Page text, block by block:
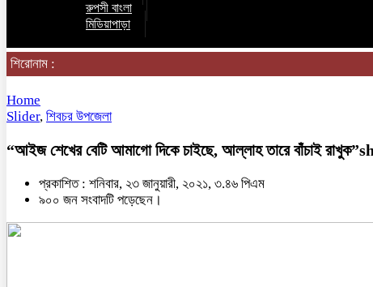
রুপসী বাংলা
মিডিয়াপাড়া
শিরোনাম :
Home
Slider, শিবচর উপজেলা
“আইজ শেখের বেটি আমাগো দিকে চাইছে, আল্লাহ তারে বাঁচাই
প্রকাশিত : শনিবার, ২৩ জানুয়ারী, ২০২১, ৩.৪৬ পিএম
৯০০ জন সংবাদটি পড়েছেন।